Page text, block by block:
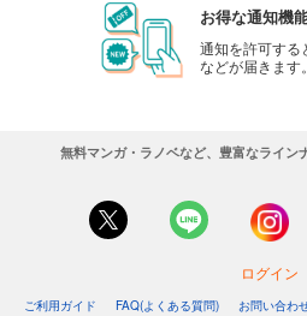
お得な通知機
通知を許可する
などが届きます。
無料マンガ・ラノベなど、豊富なライン
ログイン
ご利用ガイド FAQ(よくある質問) お問い合わ